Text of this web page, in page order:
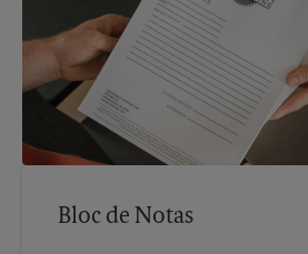
Bloc de Notas